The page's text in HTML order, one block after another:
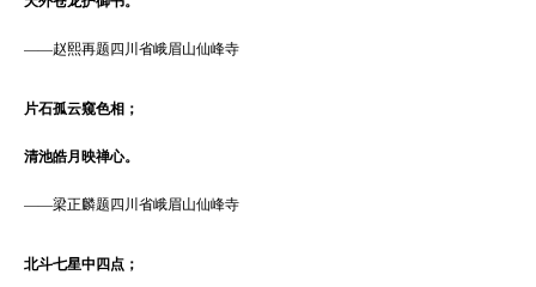
——赵熙再题四川省峨眉山仙峰寺
片石孤云窥色相；
清池皓月映禅心。
——梁正麟题四川省峨眉山仙峰寺
北斗七星中四点；